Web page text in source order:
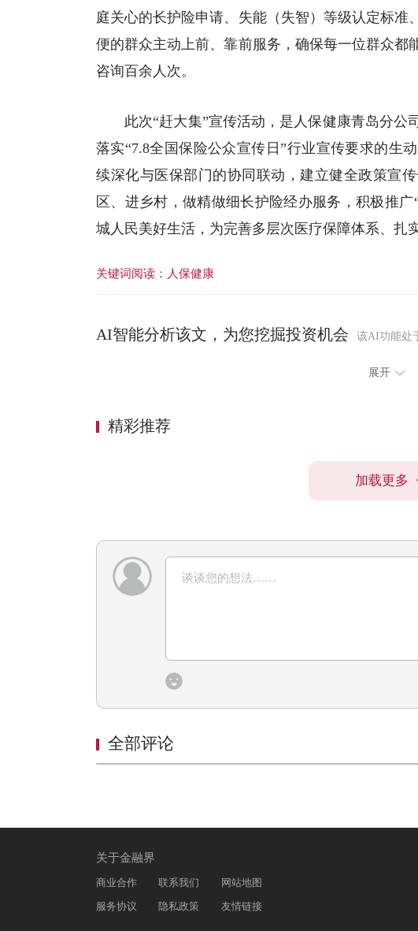
庭关心的长护险申请、失能（失智）等级认定标准
便的群众主动上前、靠前服务，确保每一位群众都
咨询百余人次。
此次“赶大集”宣传活动，是人保健康青岛分
落实“7.8全国保险公众宣传日”行业宣传要求的生
续深化与医保部门的协同联动，建立健全政策宣
区、进乡村，做精做细长护险经办服务，积极推
城人民美好生活，为完善多层次医疗保障体系、扎
关键词阅读： 人保健康
AI智能分析该文，为您挖掘投资机会 该AI功能处
展开
精彩推荐
加载更多
全部评论
关于金融界
商业合作 联系我们
网站地图
服务协议
隐私政策 友情链接